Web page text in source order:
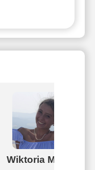
Wiktoria Małek